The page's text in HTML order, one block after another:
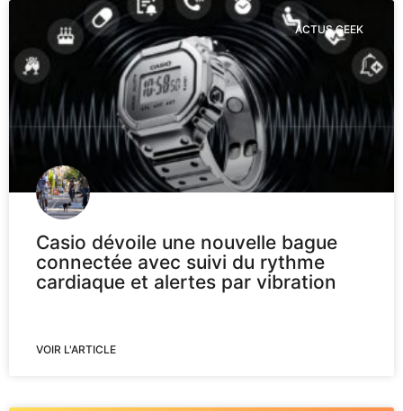
ACTUS GEEK
Casio dévoile une nouvelle bague
connectée avec suivi du rythme
cardiaque et alertes par vibration
VOIR L'ARTICLE